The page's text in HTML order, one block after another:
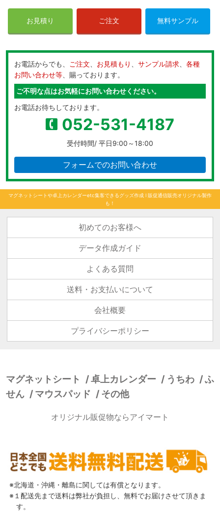
お見積り ご注文 無料サンプル
お電話からでも、 ご注文 お見積もり サンプル請求
各種
お問い合わせ等 、賜っております。
ご不明な点はお気軽にお問い合わせください。
お電話お待ちしております。
052-531-4187
受付時間/ 平日9:00～18:00
フォームでのお問い合わせ
マグネットシートや卓上カレンダーetc集客できるグッズ作成 l 販促通信販売オリジナル製作
も！
初めてのお客様へ
データ作成ガイド
よくある質問
送料・お支払いについて
会社概要
プライバシーポリシー
マグネットシート 卓上カレンダー うちわ
ふ
せん
マウスパッド その他
オリジナル販促物ならアイマート
北海道・沖縄・離島に関しては有償となります。
１配送先まで送料は弊社が負担し、無料でお届けさせて頂きま
す。